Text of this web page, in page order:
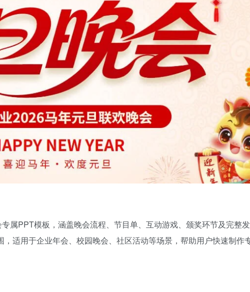
属PPT模板，涵盖晚会流程、节目单、互动游戏、颁奖环节及完整发
适用于企业年会、校园晚会、社区活动等场景，帮助用户快速制作